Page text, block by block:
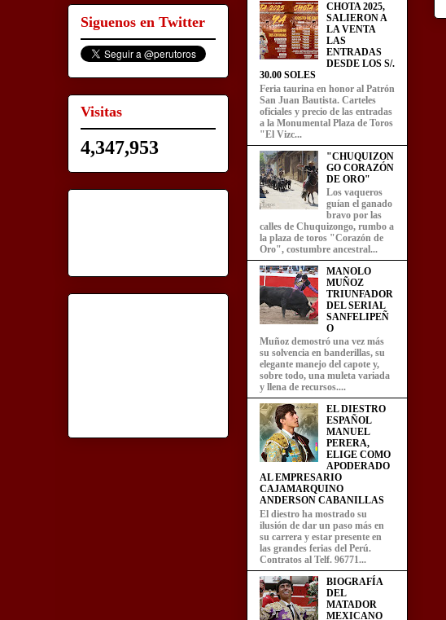
Siguenos en Twitter
Visitas
4,347,953
CHOTA 2025,
SALIERON A
LA VENTA
LAS
ENTRADAS
DESDE LOS S/.
30.00 SOLES
Feria taurina en honor al Patrón
San Juan Bautista. Carteles
oficiales y precio de las entradas
a la Monumental Plaza de Toros
"El Vizc...
"CHUQUIZON
GO CORAZÓN
DE ORO"
Los vaqueros
guían el ganado
bravo por las
calles de Chuquizongo, rumbo a
la plaza de toros "Corazón de
Oro", costumbre ancestral...
MANOLO
MUÑOZ
TRIUNFADOR
DEL SERIAL
SANFELIPEÑ
O
Muñoz demostró una vez más
su solvencia en banderillas, su
elegante manejo del capote y,
sobre todo, una muleta variada
y llena de recursos....
EL DIESTRO
ESPAÑOL
MANUEL
PERERA,
ELIGE COMO
APODERADO
AL EMPRESARIO
CAJAMARQUINO
ANDERSON CABANILLAS
El diestro ha mostrado su
ilusión de dar un paso más en
su carrera y estar presente en
las grandes ferias del Perú.
Contratos al Telf. 96771...
BIOGRAFÍA
DEL
MATADOR
MEXICANO